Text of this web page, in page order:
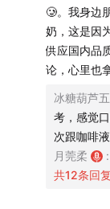
么样的乳制
57:50- 乳制
升我们的乳
60:01- 其他
图片：
- 温州百好炼乳
🥲。我身边
奶，这是因
供应国内品
论，心里也
冰糖葫芦
考，感觉
次跟咖啡
月莞柔
:
共12条回复